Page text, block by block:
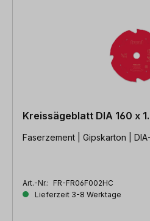
Kreissägeblatt DIA 160 x
Faserzement | Gipskarton |
Art.-Nr.: FR-FR06F002HC
Lieferzeit 3-8 Werktage